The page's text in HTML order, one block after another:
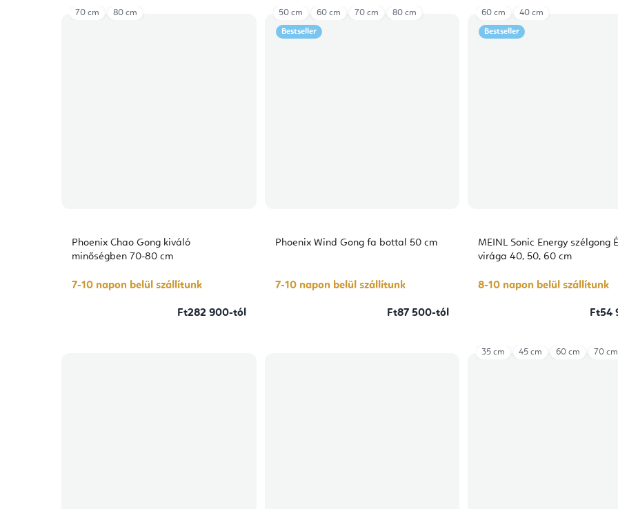
Phoenix Chao Gong kiváló
minőségben 70-80 cm
7-10 napon belül szállítunk
Ft282 900-tól
70 cm 80 cm
Bestseller
Phoenix Wind Gong fa bottal 50 cm
7-10 napon belül szállítunk
Ft87 500-tól
50 cm 60 cm 70 cm 80 cm
Bestseller
MEINL Sonic Energy szélgong
virága 40, 50, 60 cm
8-10 napon belül szállítunk
Ft54
60 cm 40 cm
35 cm 45 cm 60 cm 70 cm